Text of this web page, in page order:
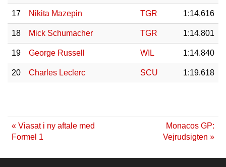
17 Nikita Mazepin TGR 1:14.616
18 Mick Schumacher TGR 1:14.801
19 George Russell WIL 1:14.840
20 Charles Leclerc SCU 1:19.618
« Viasat i ny aftale med
Formel 1
Monacos GP:
Vejrudsigten »